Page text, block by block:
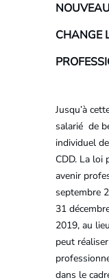
CHANGE
Jusqu’à
salarié de
individuel
CDD. La loi
avenir
septembre
31
2019, au
peut
dans le